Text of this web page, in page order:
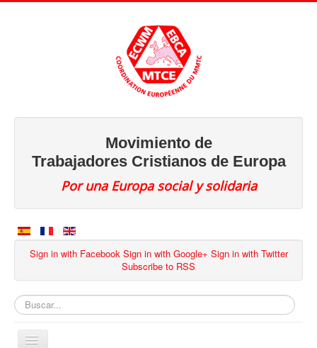
Movimiento de
Trabajadores Cristianos de Europa
Por una Europa social y solidaria
Sign in with Facebook Sign in with Google+ Sign in with Twitter
Subscribe to RSS
Buscar
Cambiar